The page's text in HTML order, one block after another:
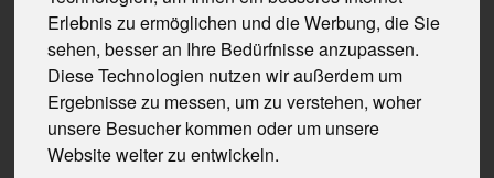
Erlebnis zu ermöglichen und die Werbung, die Sie
sehen, besser an Ihre Bedürfnisse anzupassen.
Diese Technologien nutzen wir außerdem um
Ergebnisse zu messen, um zu verstehen, woher
unsere Besucher kommen oder um unsere
Website weiter zu entwickeln.
Produkt "Schnittlauch im Topf - aus
Erdmannhausen" nicht verfügbar.
Das von Ihnen gesuchte Produkt ist leider zur Zeit
nicht verfügbar.